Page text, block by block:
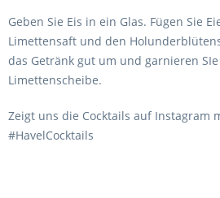
Geben Sie Eis in ein Glas. Fügen Sie
Limettensaft und den
das Getränk gut um und garnieren
Limettenscheibe.
Zeigt uns die Cocktails auf Instagram
#HavelCocktails